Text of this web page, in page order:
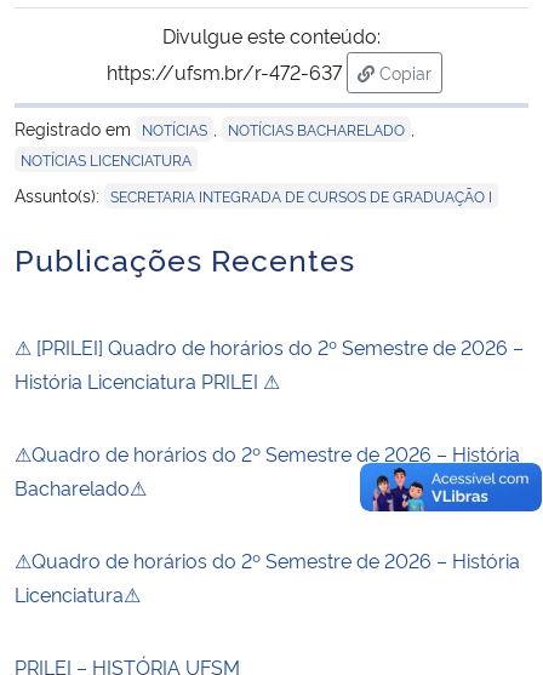
Banco Central do Brasil
Planalto
Divulgue este conteúdo:
https://ufsm.br/r-472-637
Copiar
para área de
Registrado em
NOTÍCIAS NOTÍCIAS BACHARELADO
NOTÍCIAS LICENCIATURA
Assunto(s): SECRETARIA INTEGRADA DE CURSOS DE GRADUAÇÃO I
Publicações Recentes
⚠ [PRILEI] Quadro de horários do 2º Semestre de 2026 –
História Licenciatura PRILEI ⚠
⚠Quadro de horários do 2º Semestre de 2026 – História
Bacharelado⚠
⚠Quadro de horários do 2º Semestre de 2026 – História
Licenciatura⚠
PRILEI – HISTÓRIA UFSM